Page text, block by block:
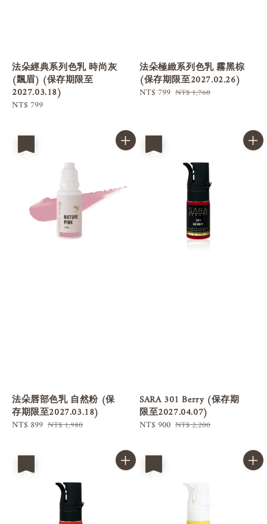
法朵經典系列色乳 時尚灰
(飄眉) (保存期限至
2027.03.18)
Regular
NT$ 799
法朵極緻系列色乳 霧黑棕
(保存期限至2027.02.26)
Sale
NT$ 799 Regular
NT$ 1,760
法朵唇部色乳 自然粉 (保
存期限至2027.03.18)
Sale
NT$ 899 Regular
NT$ 1,980
SARA 301 Berry (保存期
限至2027.04.07)
Sale
NT$ 900 Regular
NT$ 2,200